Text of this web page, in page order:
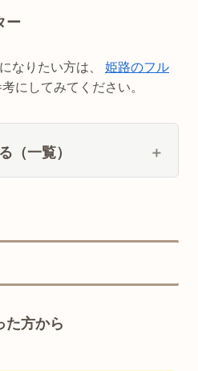
ー
なりたい方は、 姫路のフル
考にしてみてください。
（一覧）
た方から